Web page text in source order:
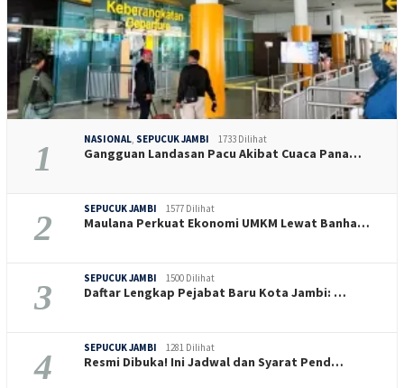
1 NASIONAL SEPUCUK JAMBI 1733 Dilihat
Gangguan Landasan Pacu Akibat Cuaca Pana…
2 SEPUCUK JAMBI 1577 Dilihat
Maulana Perkuat Ekonomi UMKM Lewat Banha…
3 SEPUCUK JAMBI 1500 Dilihat
Daftar Lengkap Pejabat Baru Kota Jambi: …
4 SEPUCUK JAMBI 1281 Dilihat
Resmi Dibuka! Ini Jadwal dan Syarat Pend…